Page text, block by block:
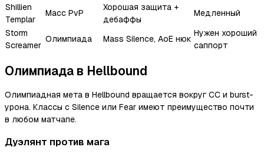
Shillien
Templar
Масс PvP
Хорошая защита +
дебаффы
Медленный
Storm
Screamer
Олимпиада Mass Silence, AoE нюк
Нужен хороший
саппорт
Олимпиада в Hellbound
Олимпиадная мета в Hellbound вращается вокруг CC и burst-
урона. Классы с Silence или Fear имеют преимущество почти
в любом матчапе.
Дуэлянт против мага